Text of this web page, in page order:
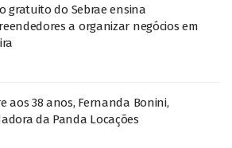
gratuito do Sebrae ensina
a organizar negócios em
aos 38 anos, Fernanda Bonini,
da Panda Locações